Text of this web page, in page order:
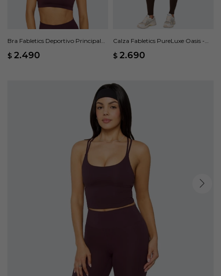
Bra Fabletics Deportivo Principal
$ 2.490
Calza Fabletics PureLuxe Oasis -
$ 2.690